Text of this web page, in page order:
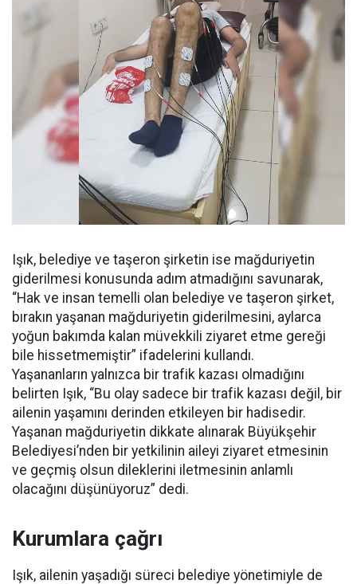
Işık, belediye ve taşeron şirketin ise mağduriyetin
giderilmesi konusunda adım atmadığını savunarak,
“Hak ve insan temelli olan belediye ve taşeron şirket,
bırakın yaşanan mağduriyetin giderilmesini, aylarca
yoğun bakımda kalan müvekkili ziyaret etme gereği
bile hissetmemiştir” ifadelerini kullandı.
Yaşananların yalnızca bir trafik kazası olmadığını
belirten Işık, “Bu olay sadece bir trafik kazası değil, bir
ailenin yaşamını derinden etkileyen bir hadisedir.
Yaşanan mağduriyetin dikkate alınarak Büyükşehir
Belediyesi’nden bir yetkilinin aileyi ziyaret etmesinin
ve geçmiş olsun dileklerini iletmesinin anlamlı
olacağını düşünüyoruz” dedi.
Kurumlara çağrı
Işık, ailenin yaşadığı süreci belediye yönetimiyle de